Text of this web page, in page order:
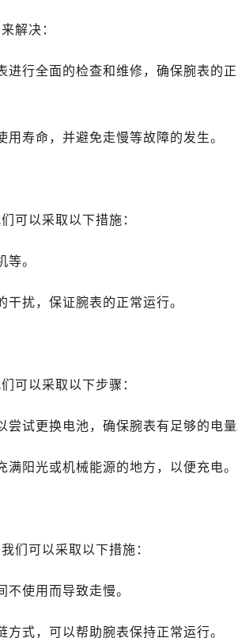
解决：
进行全面的检查和维修，确保腕表的
寿命，并避免走慢等故障的发生。
可以采取以下措施：
等。
干扰，保证腕表的正常运行。
可以采取以下步骤：
尝试更换电池，确保腕表有足够的电
阳光或机械能源的地方，以便充电。
们可以采取以下措施：
不使用而导致走慢。
式，可以帮助腕表保持正常运行。